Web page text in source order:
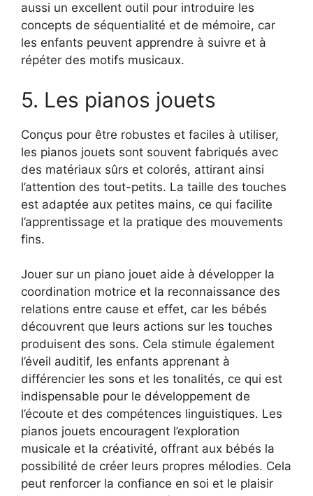
aussi un excellent outil pour introduire les
concepts de séquentialité et de mémoire, car
les enfants peuvent apprendre à suivre et à
répéter des motifs musicaux.
5. Les pianos jouets
Conçus pour être robustes et faciles à utiliser,
les pianos jouets sont souvent fabriqués avec
des matériaux sûrs et colorés, attirant ainsi
l’attention des tout-petits. La taille des touches
est adaptée aux petites mains, ce qui facilite
l’apprentissage et la pratique des mouvements
fins.
Jouer sur un piano jouet aide à développer la
coordination motrice et la reconnaissance des
relations entre cause et effet, car les bébés
découvrent que leurs actions sur les touches
produisent des sons. Cela stimule également
l’éveil auditif, les enfants apprenant à
différencier les sons et les tonalités, ce qui est
indispensable pour le développement de
l’écoute et des compétences linguistiques. Les
pianos jouets encouragent l’exploration
musicale et la créativité, offrant aux bébés la
possibilité de créer leurs propres mélodies. Cela
peut renforcer la confiance en soi et le plaisir